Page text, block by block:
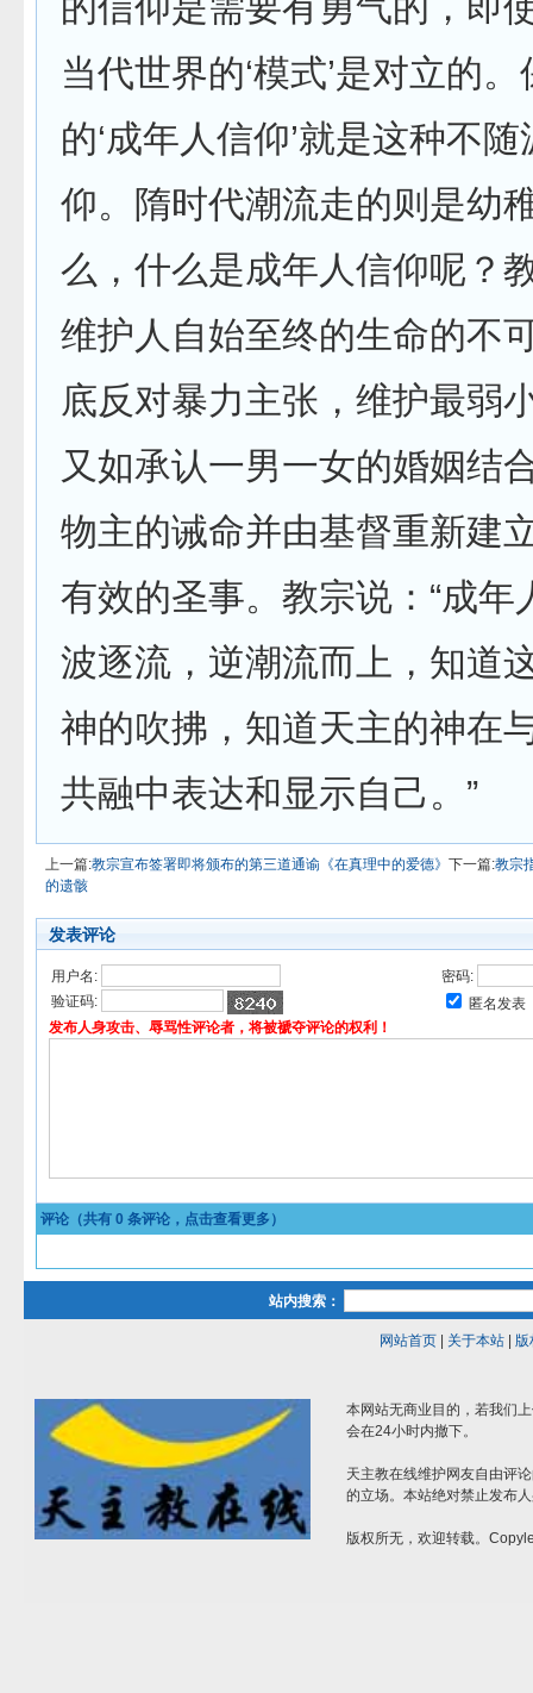
当代世界的‘模式’是对立的
的‘成年人信仰’就是这种不
仰。隋时代潮流走的则是幼
么，什么是成年人信仰呢？
维护人自始至终的生命的不
底反对暴力主张，维护最弱
又如承认一男一女的婚姻结
物主的诫命并由基督重新建
有效的圣事。教宗说：“成年
波逐流，逆潮流而上，知道
神的吹拂，知道天主的神在
共融中表达和显示自己。”
上一篇:教宗宣布签署即将颁布的第三道通谕《在真理中的爱德》 下一篇:教宗
的遗骸
发表评论
用户名:
密码:
验证码:
匿名发表
发布人身攻击、辱骂性评论者，将被褫夺评论的权利！
评论（共有 0 条评论，点击查看更多）
站内搜索：
网站首页| 关于本站| 版
本网站无商业目的，若我们
会在24小时内撤下。
天主教在线维护网友自由评
的立场。本站绝对禁止发布
版权所无，欢迎转载。